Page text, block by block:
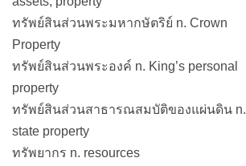
ทรัพย์สินส่วนพระมหากษัตริย์ n. Crown
Property
ทรัพย์สินส่วนพระองค์ n. King’s personal
property
ทรัพย์สินส่วนสาธารณสมบัติของแผ่นดิน n.
state property
ทรัพยากร n. resources